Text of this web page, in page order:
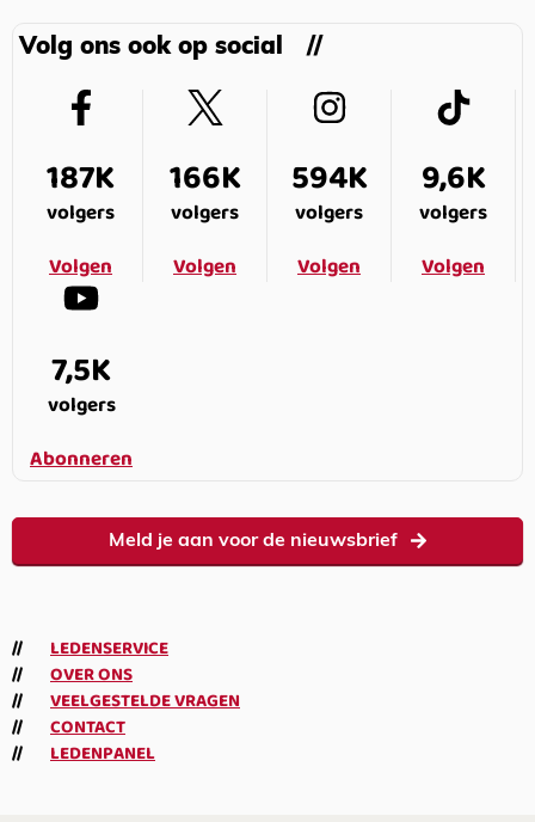
Volg ons ook op social
187K
volgers
Volgen
166K
volgers
Volgen
594K
volgers
Volgen
9,6K
volgers
Volgen
7,5K
volgers
Abonneren
Meld je aan voor de nieuwsbrief
LEDENSERVICE
OVER ONS
VEELGESTELDE VRAGEN
CONTACT
LEDENPANEL